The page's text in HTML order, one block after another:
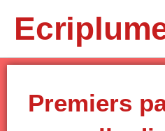
contenu
Premiers